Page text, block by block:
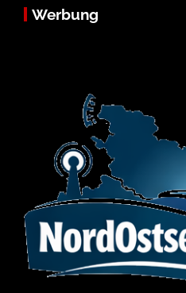
Werbung